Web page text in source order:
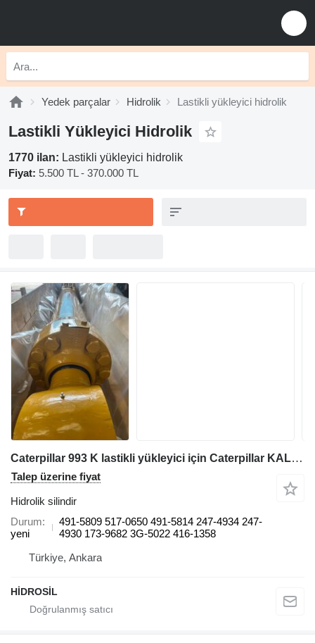
Yedek parçalar Hidrolik Lastikli yükleyici hidrolik
Lastikli Yükleyici Hidrolik
1770 ilan: Lastikli yükleyici hidrolik
Fiyat: 5.500 TL - 370.000 TL
Caterpillar 993 K lastikli yükleyici için Caterpillar KALDIRMA SİLİNDİRİ 491-5809 517-0650 491-5814 247-4934 247-4930 173-9682 3G-5022 416-1358 hidrolik silindir
Talep üzerine fiyat
Hidrolik silindir
Durum
yeni
491-5809 517-0650 491-5814 247-4934 247-
4930 173-9682 3G-5022 416-1358
Türkiye, Ankara
HİDROSİL